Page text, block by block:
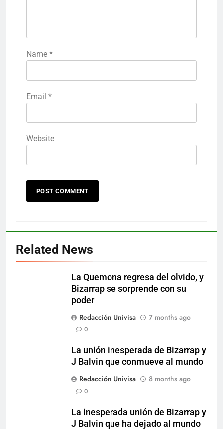
Name *
Email *
Website
Related News
La Quemona regresa del olvido, y
Bizarrap se sorprende con su
poder
Redacción Univisa
7 months ago
0
La unión inesperada de Bizarrap y
J Balvin que conmueve al mundo
Redacción Univisa
8 months ago
0
La inesperada unión de Bizarrap y
J Balvin que ha dejado al mundo